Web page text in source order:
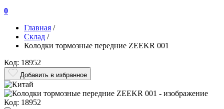
0
Главная /
Склад /
Колодки тормозные передние ZEEKR 001
Код: 18952
Добавить в избранное
Код: 18952